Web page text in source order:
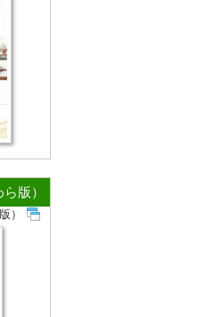
版）
）